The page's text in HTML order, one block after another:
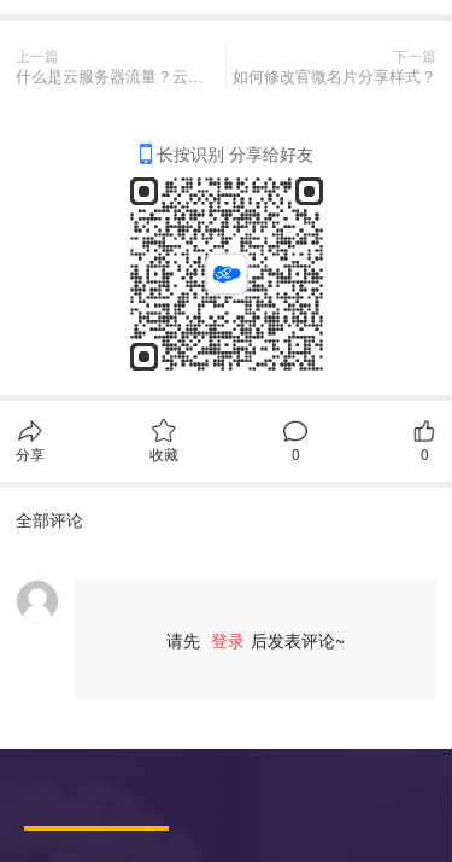
上一篇
什么是云服务器流量？云服务器流量怎么计费？
下一篇
如何修改官微名片分享样式？
长按识别 分享给好友
分享 收藏 0 0
全部评论
请先 登录 后发表评论~